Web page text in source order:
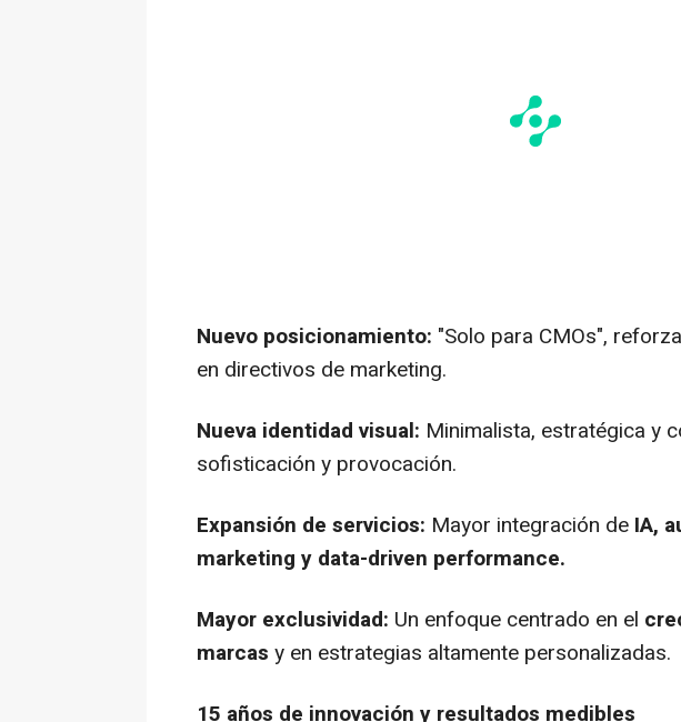
Nuevo posicionamiento: "Solo para CMOs",
en directivos de marketing.
Nueva identidad visual: Minimalista, estratégica y
sofisticación y provocación.
Expansión de servicios: Mayor integración de IA,
marketing y data-driven performance.
Mayor exclusividad: Un enfoque centrado en el
marcas y en estrategias altamente personalizadas.
15 años de innovación y resultados medibles